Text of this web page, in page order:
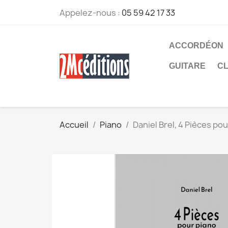
Appelez-nous : 05 59 42 17 33
ACCORDÉON
GUITARE
Accueil Piano Daniel Brel, 4 Pièces